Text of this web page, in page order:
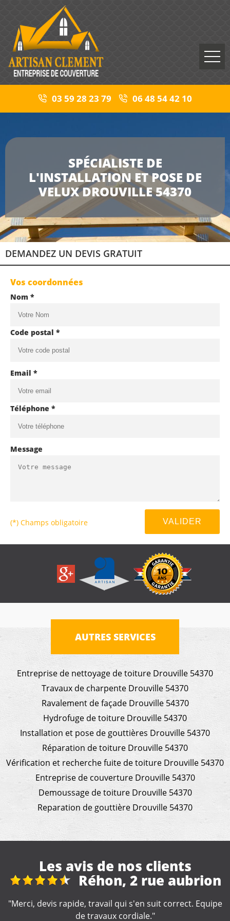
03 59 28 23 79 06 48 54 42 10
SPÉCIALISTE DE
L'INSTALLATION ET POSE DE
VELUX DROUVILLE 54370
DEMANDEZ UN DEVIS GRATUIT
Vos coordonnées
Nom *
Code postal *
Email *
Téléphone *
Message
(*) Champs obligatoire
AUTRES SERVICES
Entreprise de nettoyage de toiture Drouville 54370
Travaux de charpente Drouville 54370
Ravalement de façade Drouville 54370
Hydrofuge de toiture Drouville 54370
Installation et pose de gouttières Drouville 54370
Réparation de toiture Drouville 54370
Vérification et recherche fuite de toiture Drouville 54370
Entreprise de couverture Drouville 54370
Demoussage de toiture Drouville 54370
Reparation de gouttière Drouville 54370
Les avis de nos clients
Réhon, 2 rue aubrion
"Merci, devis rapide, travail qui s'en suit correct. Equipe
de travaux cordiale."